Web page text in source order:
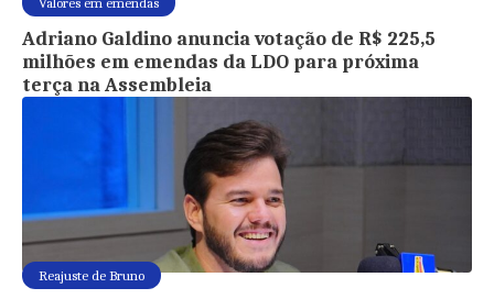
Adriano Galdino anuncia votação de R$ 225,5
milhões em emendas da LDO para próxima
terça na Assembleia
Reajuste de Bruno